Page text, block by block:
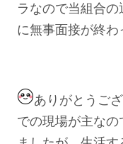
ラなので当組合
に無事面接が終
ありがとうご
での現場が主なの